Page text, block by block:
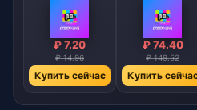
₽ 7.20
₽ 14.96
Купить сейчас
₽ 74.40
₽ 149.52
Купить